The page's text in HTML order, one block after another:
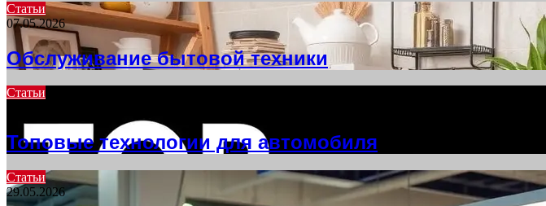
Статьи
07.05.2026
Обслуживание бытовой техники
Статьи
Топовые технологии для автомобиля
Статьи
29.05.2026